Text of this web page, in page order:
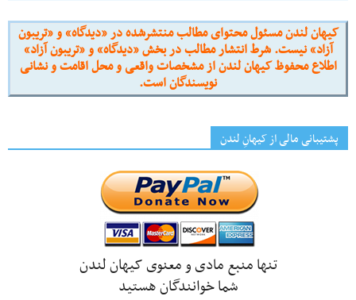
کیهان لندن مسئول محتوای مطالب منتشرشده در «دیدگاه» و «تریبون
آزاد» نیست. شرط انتشار مطالب در بخش «دیدگاه» و «تریبون آزاد»
اطلاع محفوظ کیهان لندن از مشخصات واقعی و محل اقامت و نشانی
نویسندگان است.
پشتیبانی مالی از کیهانِ لندن
تنها منبع مادی و معنوی کیهان لندن
شما خوانندگان هستید